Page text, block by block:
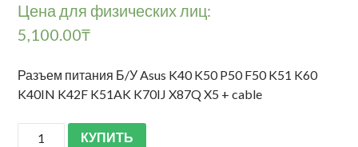
Цена для физических лиц:
5,100.00₸
Разъем питания Б/У Asus K40 K50 P50 F50 K51 K60
K40IN K42F K51AK K70IJ X87Q X5 + cable
КУПИТЬ